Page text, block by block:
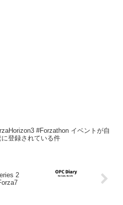
#Forzathon イベントが自
に登録されている件
2